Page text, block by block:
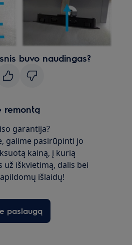
buvo naudingas?
remontą
garantija?
galime pasirūpinti jo
kainą, į kurią
už iškvietimą, dalis bei
išlaidų!
paslaugą